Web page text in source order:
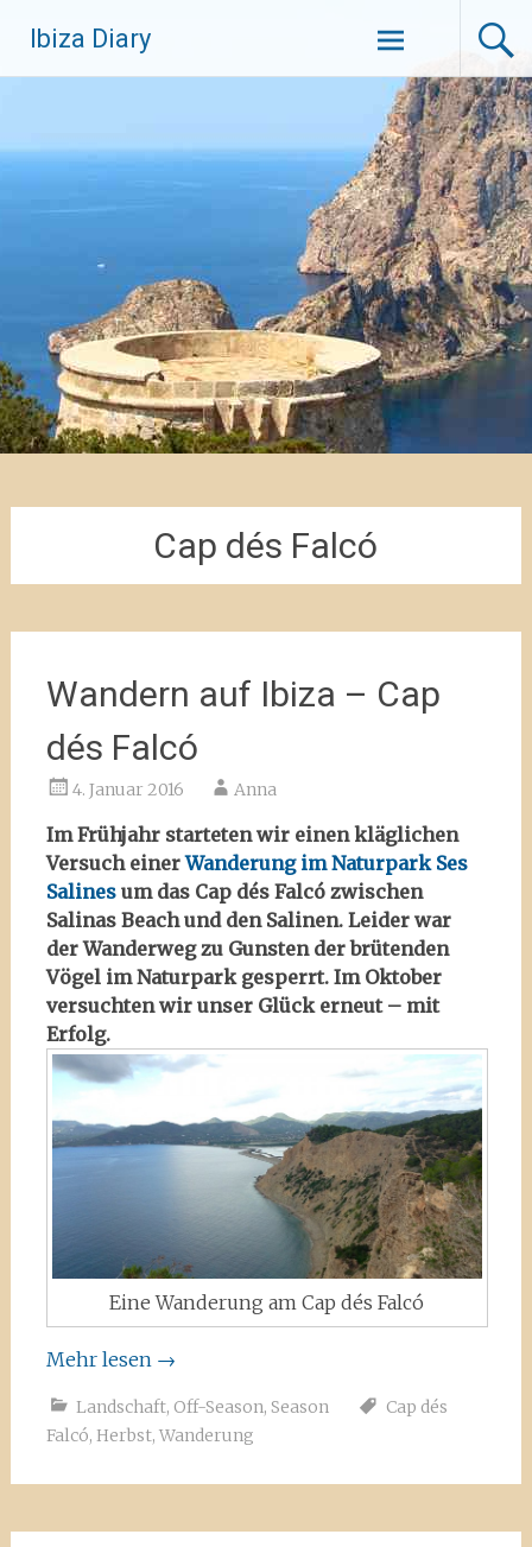
Inhalt
springen
Ibiza Diary
Cap dés Falcó
Wandern auf Ibiza – Cap
dés Falcó
4. Januar 2016 Anna
Im Frühjahr starteten wir einen kläglichen
Versuch einerWanderung im Naturpark Ses
Salinesum das Cap dés Falcó zwischen
Salinas Beach und den Salinen. Leider war
der Wanderweg zu Gunsten der brütenden
Vögel im Naturpark gesperrt. Im Oktober
versuchten wir unser Glück erneut – mit
Erfolg.
Eine Wanderung am Cap dés Falcó
Mehr lesen →
Landschaft, Off-Season, Season
Cap dés
Falcó, Herbst, Wanderung